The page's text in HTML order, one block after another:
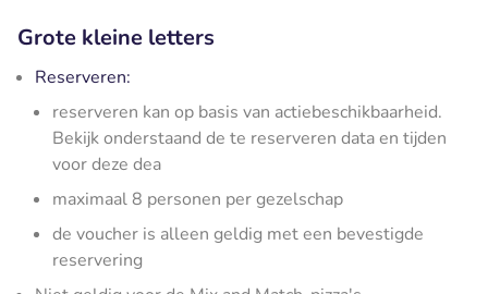
Grote kleine letters
Reserveren:
reserveren kan op basis van actiebeschikbaarheid.
Bekijk onderstaand de te reserveren data en tijden
voor deze dea
maximaal 8 personen per gezelschap
de voucher is alleen geldig met een bevestigde
reservering